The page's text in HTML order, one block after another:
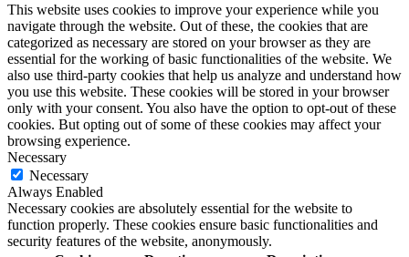
This website uses cookies to improve your experience while you
navigate through the website. Out of these, the cookies that are
categorized as necessary are stored on your browser as they are
essential for the working of basic functionalities of the website. We
also use third-party cookies that help us analyze and understand how
you use this website. These cookies will be stored in your browser
only with your consent. You also have the option to opt-out of these
cookies. But opting out of some of these cookies may affect your
browsing experience.
Necessary
Necessary
Always Enabled
Necessary cookies are absolutely essential for the website to
function properly. These cookies ensure basic functionalities and
security features of the website, anonymously.